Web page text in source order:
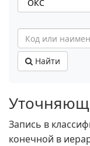
Найти
Запись в
конечной в